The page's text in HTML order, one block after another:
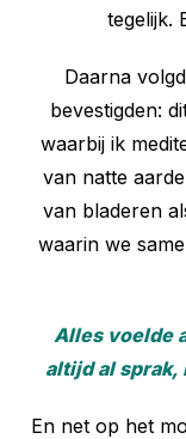
tegelijk.
Daarna
bevestigden:
waarbij ik
van natte
van bladeren
waarin we
Alles voelde
altijd al sprak,
En net op het